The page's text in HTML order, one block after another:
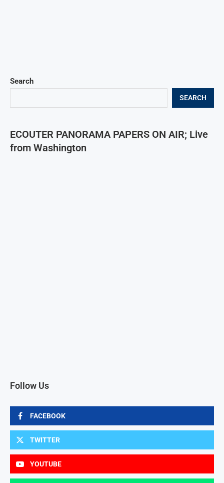
Search
SEARCH
ECOUTER PANORAMA PAPERS ON AIR; Live
from Washington
Follow Us
FACEBOOK
TWITTER
YOUTUBE